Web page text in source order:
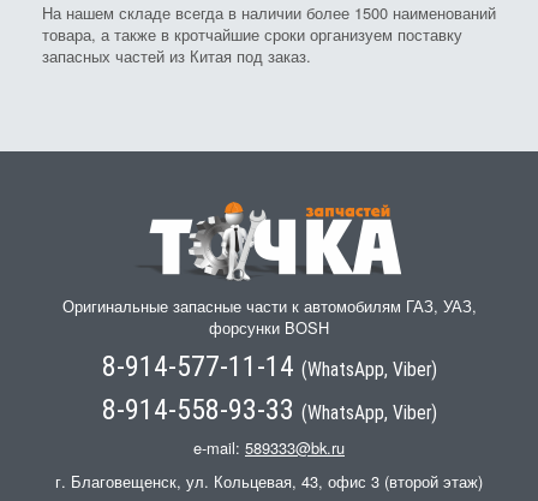
На нашем складе всегда в наличии более 1500 наименований
товара, а также в кротчайшие сроки организуем поставку
запасных частей из Китая под заказ.
Оригинальные запасные части к автомобилям ГАЗ, УАЗ,
форсунки BOSH
8-914-577-11-14 (WhatsApp, Viber)
8-914-558-93-33 (WhatsApp, Viber)
e-mail: 589333@bk.ru
г. Благовещенск, ул. Кольцевая, 43, офис 3 (второй этаж)